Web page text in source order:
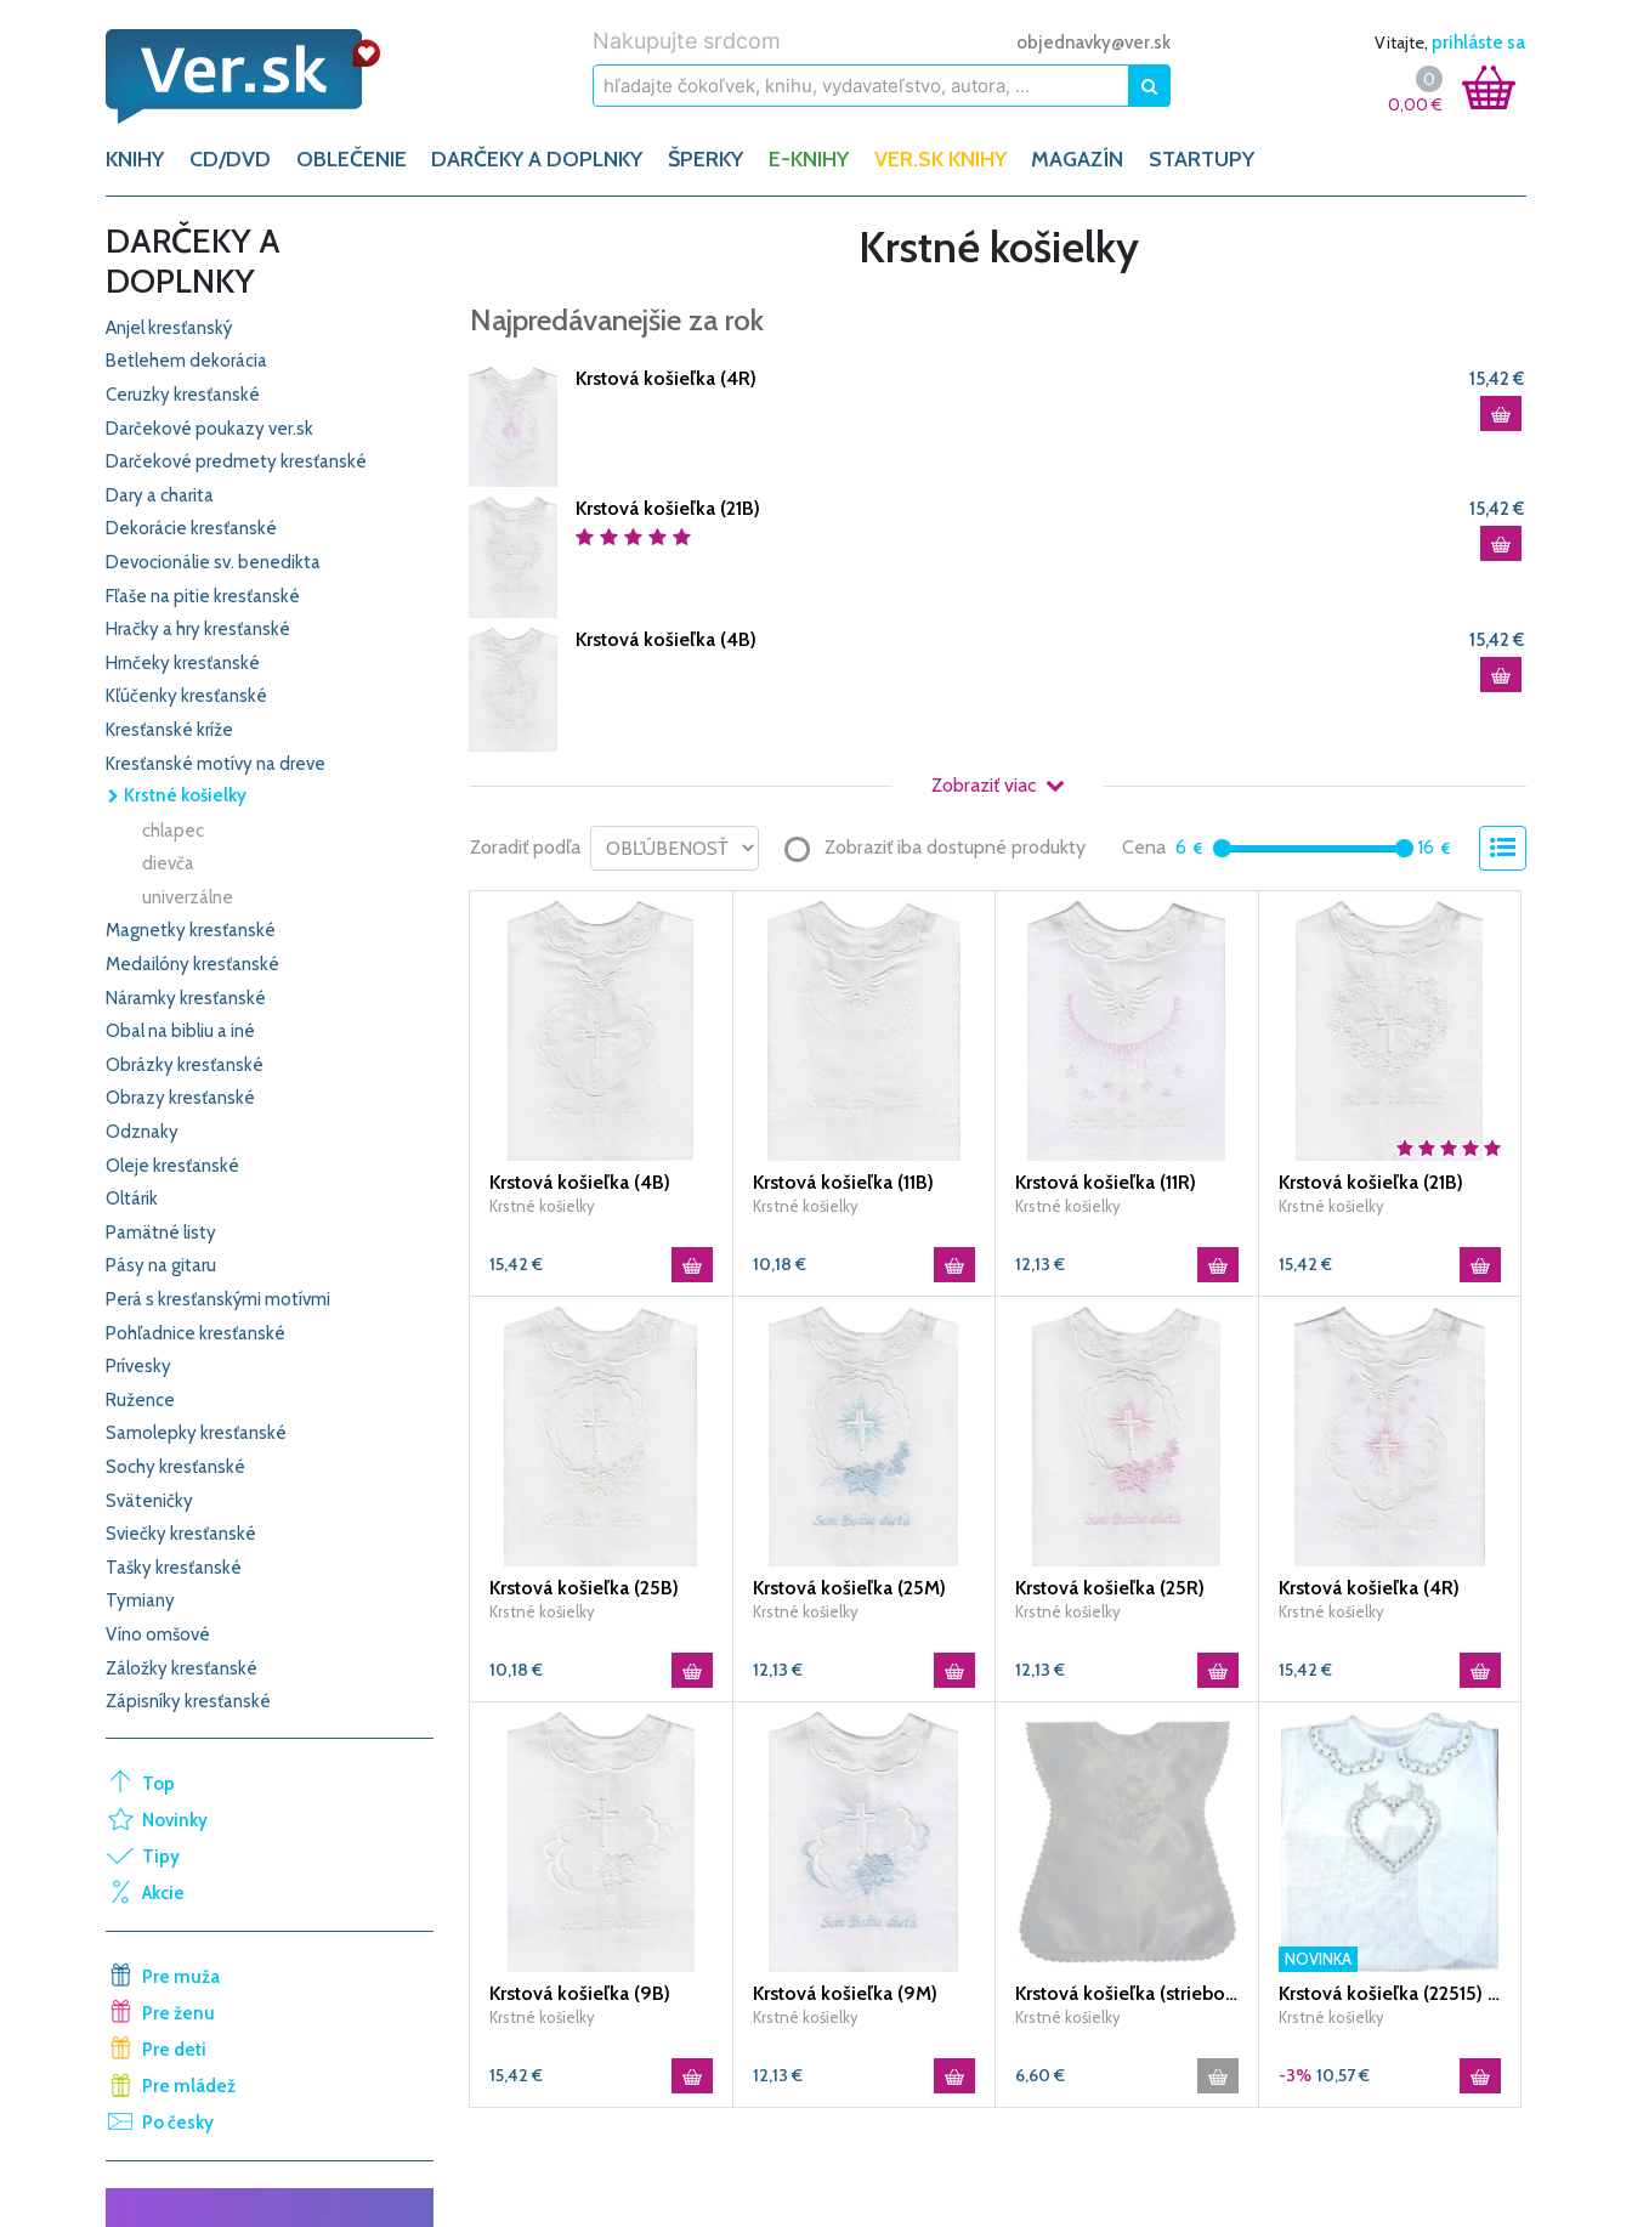
Nakupujte srdcom objednavky@ver.sk Vitajte, prihláste sa
0
0,00€
KNIHY CD/DVD OBLEČENIE DARČEKY A DOPLNKY ŠPERKY E-KNIHY VER.SK KNIHY MAGAZÍN STARTUPY
DARČEKY A
DOPLNKY
Anjel kresťanský
Betlehem dekorácia
Ceruzky kresťanské
Darčekové poukazy ver.sk
Darčekové predmety kresťanské
Dary a charita
Dekorácie kresťanské
Devocionálie sv. benedikta
Fľaše na pitie kresťanské
Hračky a hry kresťanské
Hrnčeky kresťanské
Kľúčenky kresťanské
Kresťanské kríže
Kresťanské motívy na dreve
Krstné košielky
chlapec
dievča
univerzálne
Magnetky kresťanské
Medailóny kresťanské
Náramky kresťanské
Obal na bibliu a iné
Obrázky kresťanské
Obrazy kresťanské
Odznaky
Oleje kresťanské
Oltárik
Pamätné listy
Pásy na gitaru
Perá s kresťanskými motívmi
Pohľadnice kresťanské
Prívesky
Ružence
Samolepky kresťanské
Sochy kresťanské
Sväteničky
Sviečky kresťanské
Tašky kresťanské
Tymiany
Víno omšové
Záložky kresťanské
Zápisníky kresťanské
Top
Novinky
Tipy
Akcie
Pre muža
Pre ženu
Pre deti
Pre mládež
Po česky
Krstné košielky
Najpredávanejšie za rok
Krstová košieľka (4R) 15,42 €
Krstová košieľka (21B) 15,42 €
Krstová košieľka (4B) 15,42 €
Zobraziť viac
Zoradiť podľa Zobraziť iba dostupné produkty Cena 6 16
Krstová košieľka (4B)
Krstné košielky
15,42 €
Krstová košieľka (11B)
Krstné košielky
10,18 €
Krstová košieľka (11R)
Krstné košielky
12,13 €
Krstová košieľka (21B)
Krstné košielky
15,42 €
Krstová košieľka (25B)
Krstné košielky
10,18 €
Krstová košieľka (25M)
Krstné košielky
12,13 €
Krstová košieľka (25R)
Krstné košielky
12,13 €
Krstová košieľka (4R)
Krstné košielky
15,42 €
Krstová košieľka (9B)
Krstné košielky
15,42 €
Krstová košieľka (9M)
Krstné košielky
12,13 €
Krstová košieľka (strieborná výšivka) / Q - biela
Krstné košielky
6,60 €
NOVINKA
Krstová košieľka (22515) - zlatá
Krstné košielky
-3% 10,57€